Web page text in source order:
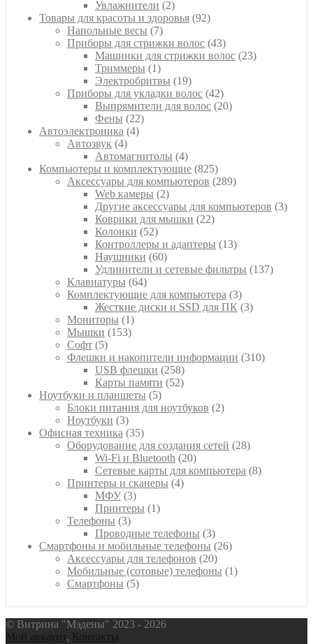
Увлажнители 22
товара
Товары для красоты и здоровья 9292
Напольные весы 77
товаров
Приборы для стрижки волос 4343
товара
Машинки для стрижки волос 2323
Триммеры 11
товар
Электробритвы 1919
товаров
Приборы для укладки волос 4242
товара
Выпрямители для волос 2020
Фены 2222
Автоэлектроника 44
Автозвук 44
товара
Автомагнитолы 44
товара
Компьютеры и комплектующие 825825
товаров
Аксессуары для компьютеров 289289
Web камеры 22
товара
Другие аксессуары для компьютеров 33
Коврики для мышки 2222
Колонки 5252
товара
Контроллеры и адаптеры 1313
Наушники 6060
товаров
Удлинители и сетевые фильтры 137137
Клавиатуры 6464
товара
Комплектующие для компьютера 33
товара
Жесткие диски и SSD для ПК 33
Мониторы 11
товар
Мышки 153153
Софт 55
товаров
Флешки и накопители информации 310310
USB флешки 258258
товаров
Карты памяти 5252
Ноутбуки и планшеты 55
товаров
Блоки питания для ноутбуков 22
Ноутбуки 33
товара
Офисная техника 3535
товаров
Оборудование для создания сетей 2828
Wi-Fi и Bluetooth 2020
товаров
Сетевые карты для компьютера 88
Принтеры и сканеры 44
МФУ 33
товара
Принтеры 11
Телефоны 33
товара
Проводные телефоны 33
товара
Смартфоны и мобильные телефоны 2626
Аксессуары для телефонов 2020
товаров
Мобильные (сотовые) телефоны 11
Смартфоны 55
© Витрина "Мэдены" 2023 - 2026
Мой аккаунт, Контакты